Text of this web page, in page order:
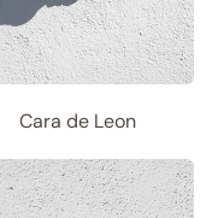
Cara de Leon